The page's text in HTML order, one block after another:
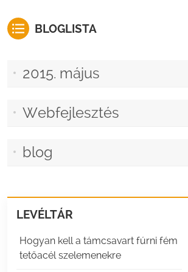
BLOGLISTA
2015. május
Webfejlesztés
blog
LEVÉLTÁR
Hogyan kell a támcsavart fúrni fém
tetőacél szelemenekre